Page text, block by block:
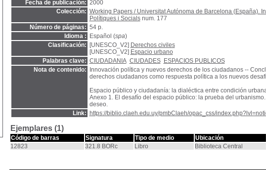
Fecha de publicación: 2000
Colección: Working Papers / Universitat Autónoma de Barcelona (España).
Polítiques i Socialsnum. 177
Número de páginas: 54 p.
Idioma :
Español (spa)
Clasificación:
[UNESCO_V2] Derechos civiles
[UNESCO_V2] Espacio urbano
Palabras clave: CIUDADANIA CIUDADES
ESPACIOS PUBLICOS
Nota de contenido:
Innovación política y nuevos derechos de los ciudadanos --
derechos ciudadanos como respuesta polìtica a los nuevos
Espacio público y ciudadanía: la dialéctica entre condición
Anexo 1. El desafío del espacio público: la prueba del
deseo.
Link:
https://biblio.claeh.edu.uy/pmbClaeh/opac_css/
Ejemplares (1)
Código de barras Signatura Tipo de medio Ubicación
12823
321.8 BORc Libro Biblioteca Central